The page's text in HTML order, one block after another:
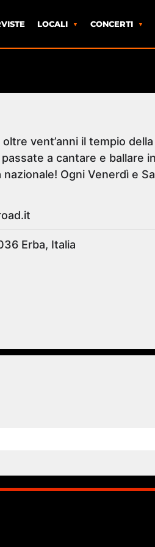
LOCALI CONCERTI
vent’anni il tempio
a cantare e ballare
Ogni Venerdì e
Erba, Italia